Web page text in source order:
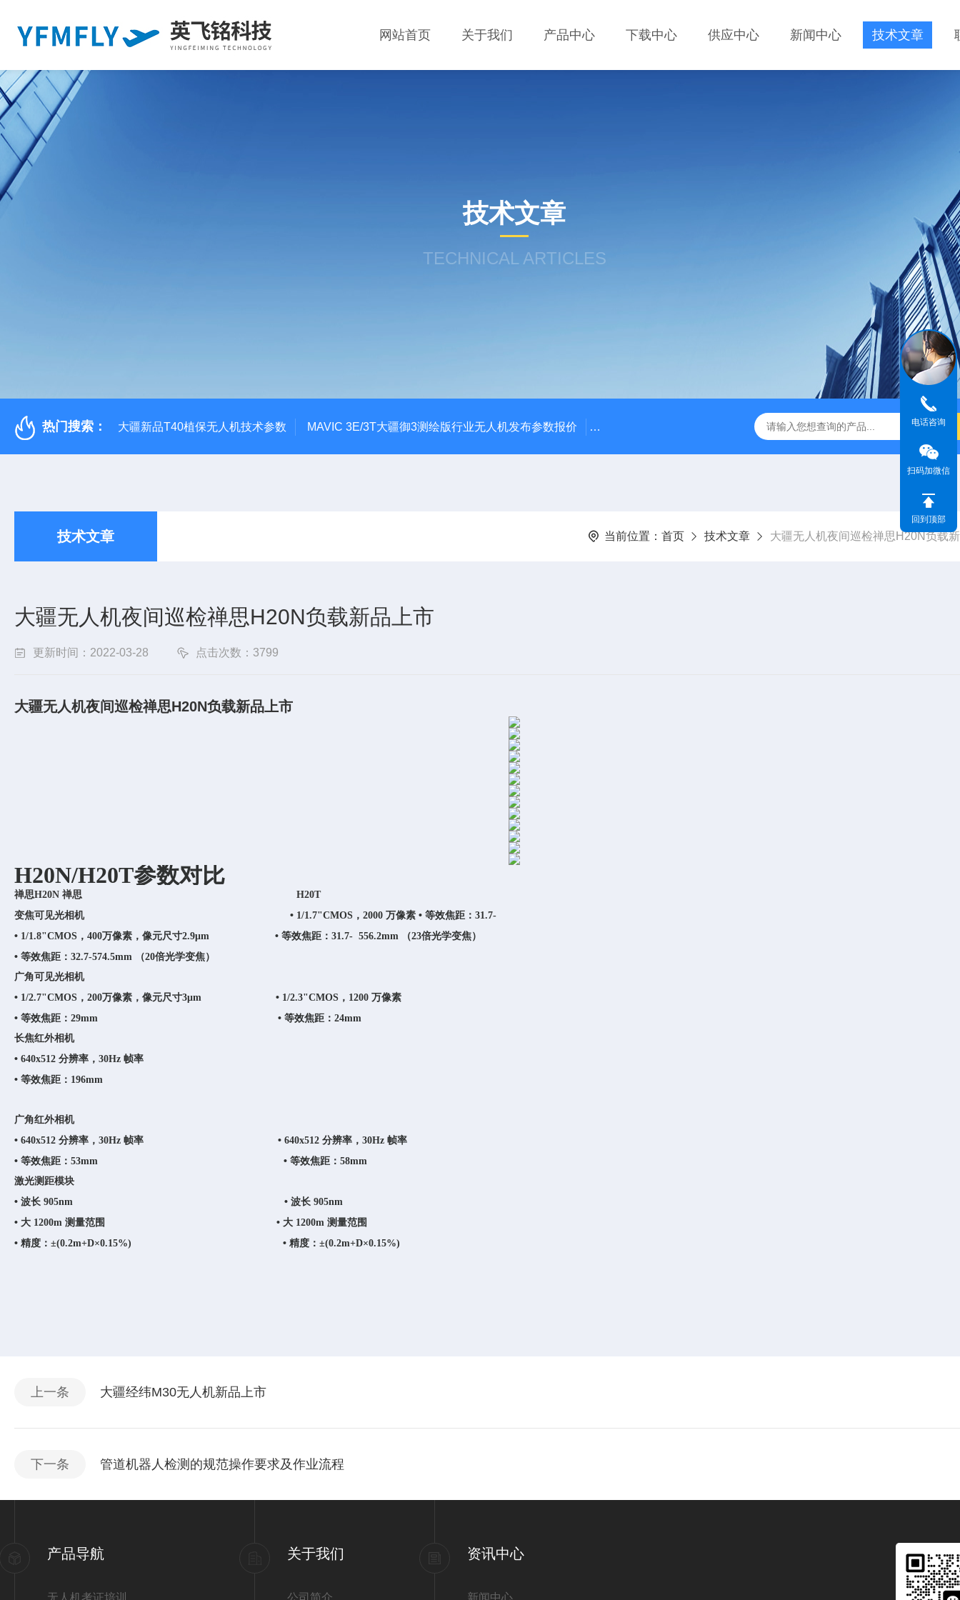
网站首页 关于我们 产品中心 下载中心 供应中心 新闻中心 技术文章
技术文章
TECHNICAL ARTICLES
热门搜索： 大疆新品T40植保无人机技术参数 MAVIC 3E/3T大疆御3测绘版行业无人机发布参数报价 大疆升级版M350RTK行业无人机规格参数 Mavic 3T大疆热红外相
技术文章 当前位置： 首页 技术文章 大疆无人机夜间巡检禅思H20N负载
大疆无人机夜间巡检禅思H20N负载新品上市
更新时间：2022-03-28 点击次数：3799
大疆无人机夜间巡检禅思H20N负载新品上市
H20N/H20T参数对比
禅思H20N 禅思 H20T
变焦可见光相机
• 1/1.7"CMOS，2000 万像素 • 等效焦距：31.7-
• 1/1.8"CMOS，400万像素，像元尺寸2.9μm • 等效焦距：31.7- 556.2mm （23倍光学变焦）
• 等效焦距：32.7-574.5mm （20倍光学变焦）
广角可见光相机
• 1/2.7"CMOS，200万像素，像元尺寸3μm • 1/2.3"CMOS，1200 万像素
• 等效焦距：29mm • 等效焦距：24mm
长焦红外相机
• 640x512 分辨率，30Hz 帧率
• 等效焦距：196mm
广角红外相机
• 640x512 分辨率，30Hz 帧率 • 640x512 分辨率，30Hz 帧率
• 等效焦距：53mm • 等效焦距：58mm
激光测距模块
• 波长 905nm • 波长 905nm
• 大 1200m 测量范围 • 大 1200m 测量范围
• 精度：±(0.2m+D×0.15%) • 精度：±(0.2m+D×0.15%)
上一条 大疆经纬M30无人机新品上市
下一条 管道机器人检测的规范操作要求及作业流程
产品导航
无人机考证培训
关于我们
公司简介
资讯中心
新闻中心
电话咨询
扫码加微信
回到顶部